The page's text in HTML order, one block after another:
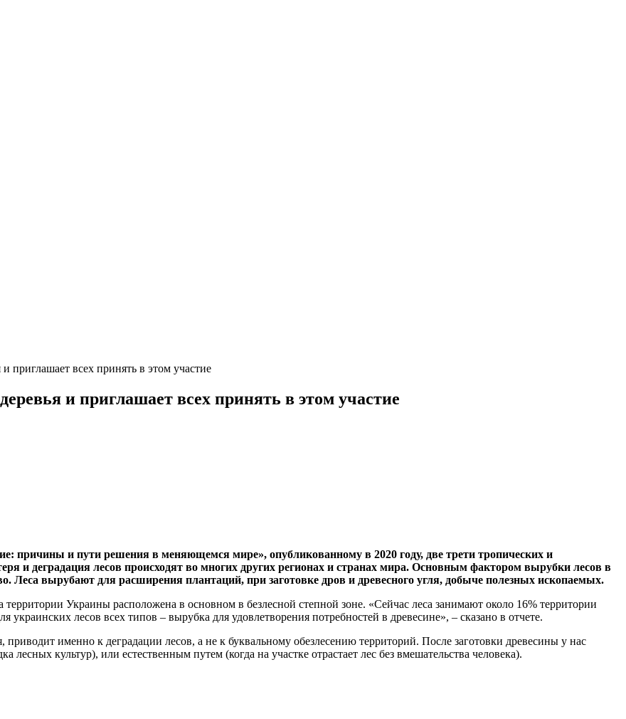
приглашает всех принять в этом участие
и приглашает всех принять в этом участие
причины и пути решения в меняющемся мире», опубликованному в 2020 году, две трети тропических и
и деградация лесов происходят во многих других регионах и странах мира. Основным фактором вырубки лесов в
Леса вырубают для расширения плантаций, при заготовке дров и древесного угля, добыче полезных ископаемых.
Украины расположена в основном в безлесной степной зоне. «Сейчас леса занимают около 16% территории
лесов всех типов – вырубка для удовлетворения потребностей в древесине», – сказано в отчете.
именно к деградации лесов, а не к буквальному обезлесению территорий. После заготовки древесины у нас
лесных культур), или естественным путем (когда на участке отрастает лес без вмешательства человека).